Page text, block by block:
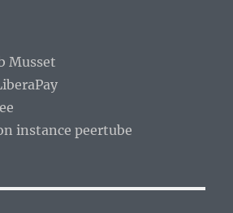
Musset
instance peertube